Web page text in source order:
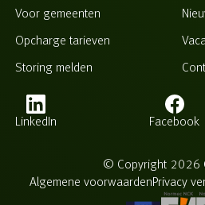
Voor gemeenten
Opcharge tarieven
Storing melden
LinkedIn Facebook
© Copyright 2026
Algemene voorwaardenPrivacy